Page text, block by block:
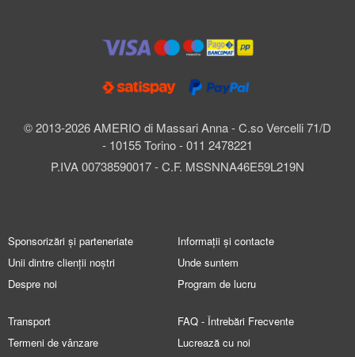
© 2013-2026 AMERIO di Massari Anna - C.so Vercelli 71/D
- 10155 Torino - 011 2478221
P.IVA 00738590017 - C.F. MSSNNA46E59L219N
Sponsorizări și parteneriate
Unii dintre clienții noștri
Despre noi
Informații și contacte
Unde suntem
Program de lucru
Transport
Termeni de vânzare
FAQ - Întrebări Frecvente
Lucrează cu noi